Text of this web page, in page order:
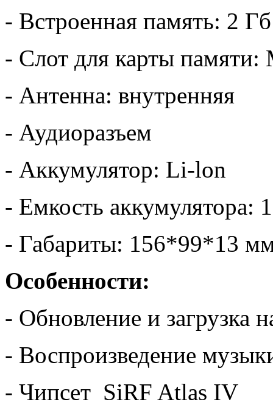
- Встроенная память: 2 Гб
- Слот для карты памяти:
- Антенна: внутренняя
- Аудиоразъем
- Аккумулятор: Li-lon
- Емкость аккумулятора:
- Габариты: 156*99*13
Особенности:
- Обновление и загрузка
- Воспроизведение
- Чипсет SiRF Atlas IV